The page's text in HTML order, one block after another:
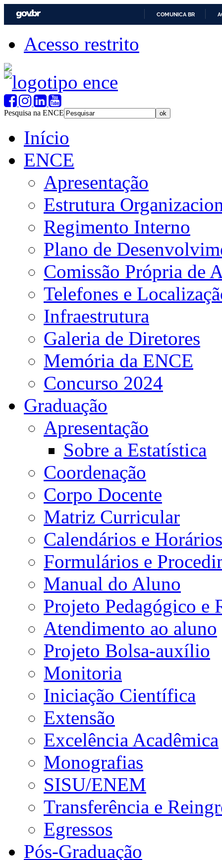
COMUNICA BR
Acesso restrito
Pesquisa na ENCE
Início
ENCE
Apresentação
Estrutura
Regimento Interno
Plano de
Comissão Própria de
Telefones e
Infraestrutura
Galeria de Diretores
Memória da ENCE
Concurso 2024
Graduação
Apresentação
Sobre a Estatística
Coordenação
Corpo Docente
Matriz Curricular
Calendários e Horários
Formulários e
Manual do Aluno
Projeto Pedagógico e
Atendimento ao aluno
Projeto Bolsa-auxílio
Monitoria
Iniciação Científica
Extensão
Excelência Acadêmica
Monografias
SISU/ENEM
Transferência e
Egressos
Pós-Graduação